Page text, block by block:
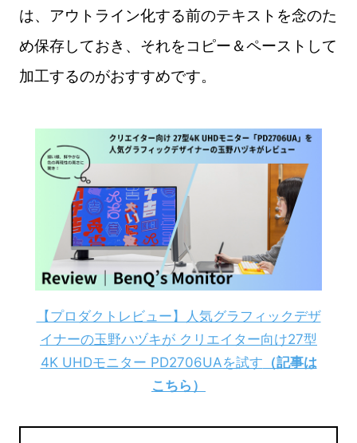
は、アウトライン化する前のテキストを念のた
め保存しておき、それをコピー＆ペーストして
加工するのがおすすめです。
【プロダクトレビュー】人気グラフィックデザ
イナーの玉野ハヅキが クリエイター向け27型
4K UHDモニター PD2706UAを試す （記事は
こちら）